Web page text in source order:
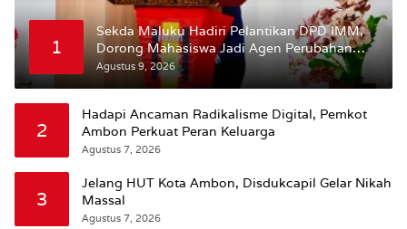
1
Sekda Maluku Hadiri Pelantikan DPD IMM,
Dorong Mahasiswa Jadi Agen Perubahan
dan Mitra Strategis Pemerintah
Agustus 9, 2026
2
Hadapi Ancaman Radikalisme Digital, Pemkot
Ambon Perkuat Peran Keluarga
Agustus 7, 2026
3
Jelang HUT Kota Ambon, Disdukcapil Gelar Nikah
Massal
Agustus 7, 2026